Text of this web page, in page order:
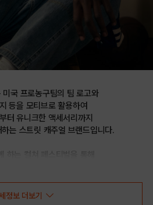
국 프로농구팀의 팀 로고와
등을 모티브로 활용하여
터 유니크한 액세서리까지
는 스트릿 캐주얼 브랜드입니다.
정보 더보기